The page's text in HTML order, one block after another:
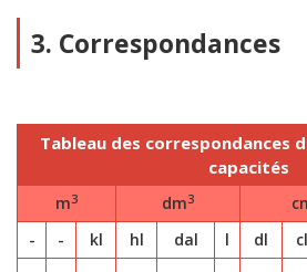
3. Correspondances
Tableau des correspondances
capacités
m3 dm3
- - kl hl dal l dl cl